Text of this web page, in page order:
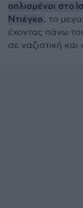
οπλισμένοι στο
Ντιέγκο, το
έχοντας πάνω
σε ναζιστική